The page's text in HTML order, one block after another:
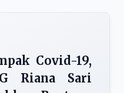
Covid-19,
Riana Sari